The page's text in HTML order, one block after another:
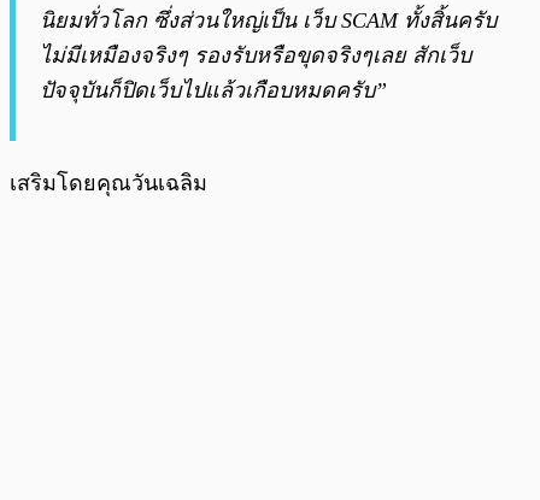
นิยมทั่วโลก ซึ่งส่วนใหญ่เป็น เว็บ SCAM ทั้งสิ้นครับ
ไม่มีเหมืองจริงๆ รองรับหรือขุดจริงๆเลย สักเว็บ
ปัจจุบันก็ปิดเว็บไปแล้วเกือบหมดครับ”
เสริมโดยคุณวันเฉลิม